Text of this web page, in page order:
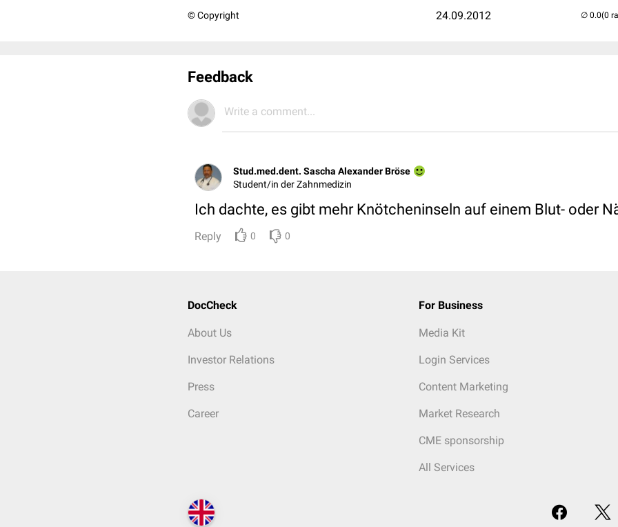
© Copyright 24.09.2012 (0
Feedback
Write a comment...
Stud.med.dent. Sascha Alexander Bröse
Student/in der Zahnmedizin
Ich dachte, es gibt mehr Knötcheninseln auf einem Blut- oder
Reply 0 0
DocCheck
About Us
Investor Relations
Press
Career
For Business
Media Kit
Login Services
Content Marketing
Market Research
CME sponsorship
All Services